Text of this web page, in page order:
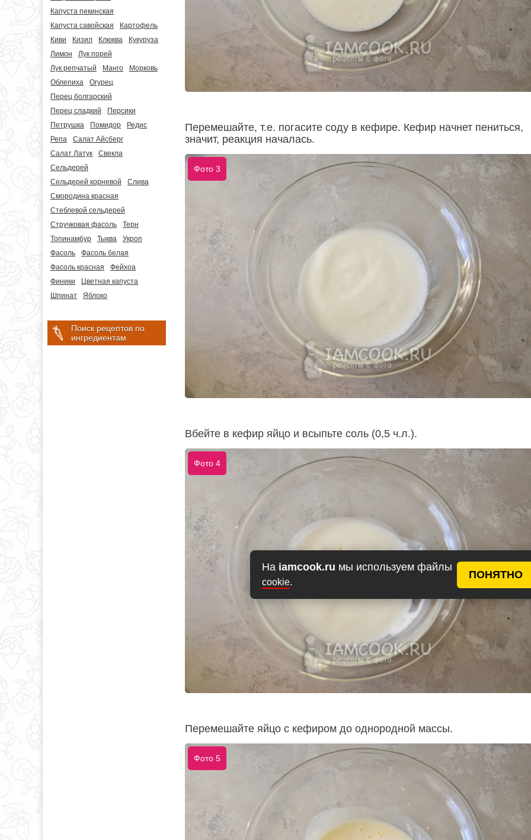
На iamcook.ru мы используем файлы
cookie.
ПОНЯТНО
Капуста пекинская
Капуста савойская
Картофель
Киви
Кизил Клюква
Кукуруза
Лимон
Лук порей
Лук репчатый
Манго
Морковь
Облепиха
Огурец
Перец болгарский
Перец сладкий
Персики
Петрушка
Помидор
Редис
Репа
Салат Айсберг
Салат Латук
Свекла
Сельдерей
Сельдерей корневой
Слива
Смородина красная
Стеблевой сельдерей
Стручковая фасоль
Терн
Топинамбур
Тыква
Укроп
Фасоль
Фасоль белая
Фасоль красная
Фейхоа
Финики
Цветная капуста
Шпинат
Яблоко
Поиск рецептов по
ингредиентам
Перемешайте, т.е. погасите соду в кефире. Кефир начнет пениться,
значит, реакция началась.
Фото 3
Вбейте в кефир яйцо и всыпьте соль (0,5 ч.л.).
Фото 4
Перемешайте яйцо с кефиром до однородной массы.
Фото 5